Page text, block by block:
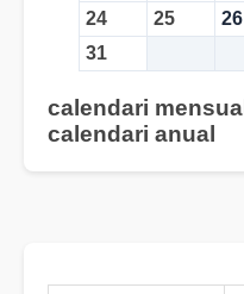
24
25 26
31
calendari mensual
calendari anual